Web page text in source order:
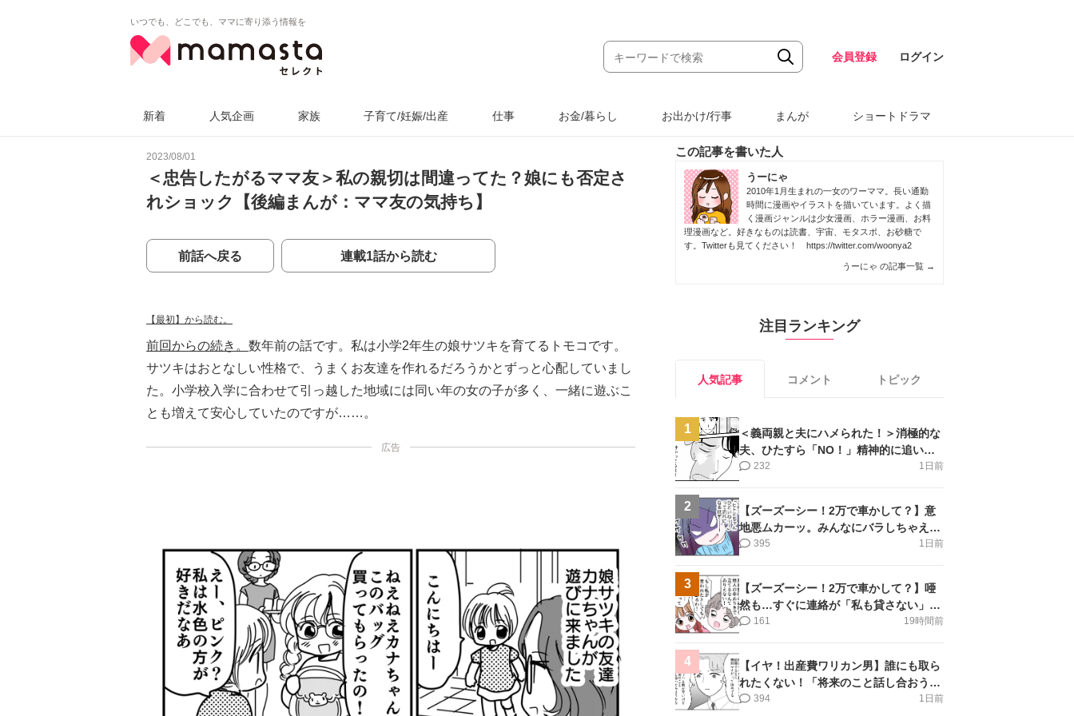
いつでも、どこでも、ママに寄り添う情報を
会員登録 ログイン
新着 人気企画 家族 子育て/妊娠/出産 仕事 お金/暮らし お出かけ/行事 まんが ショートドラマ
2023/08/01
＜忠告したがるママ友＞私の親切は間違ってた？娘にも否定さ
れショック【後編まんが：ママ友の気持ち】
前話へ戻る 連載1話から読む
【最初】から読む。
前回からの続き。 数年前の話です。私は小学2年生の娘サツキを育てるトモコです。
サツキはおとなしい性格で、うまくお友達を作れるだろうかとずっと心配していまし
た。小学校入学に合わせて引っ越した地域には同い年の女の子が多く、一緒に遊ぶこ
とも増えて安心していたのですが……。
広告
この記事を書いた人
うーにゃ
2010年1月生まれの一女のワーママ。長い通勤
時間に漫画やイラストを描いています。よく描
く漫画ジャンルは少女漫画、ホラー漫画、お料
理漫画など。好きなものは読書、宇宙、モタスポ、お砂糖で
す。Twitterも見てください！ https://twitter.com/woonya2
うーにゃ の記事一覧 →
注目ランキング
人気記事 コメント トピック
1
＜義両親と夫にハメられた！＞消極的な
夫、ひたすら「NO！」精神的に追い詰
められ涙【第3話まんが】
1日前
232
2
【ズーズーシー！2万で車かして？】意
地悪ムカーッ。みんなにバラしちゃえ＜
第14話＞#4コマ母道場
1日前
395
3
【ズーズーシー！2万で車かして？】唖
然も…すぐに連絡が「私も貸さない」＜
第15話＞#4コマ母道場
19時間前
161
4
【イヤ！出産費ワリカン男】誰にも取ら
れたくない！「将来のこと話し合おう」
＜第9話＞#4コマ母道場
1日前
394